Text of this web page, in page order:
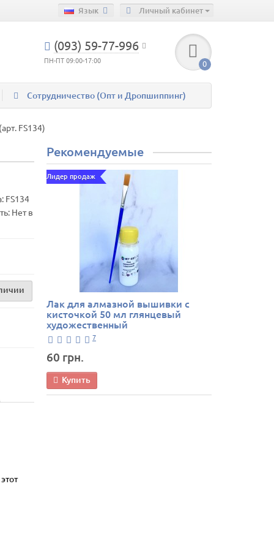
Личный кабинет
Язык
(093) 59-77-996
ПН-ПТ 09:00-17:00 0
Сотрудничество (Опт и Дропшиппинг)
FS134)
FS134
Нет в
Рекомендуемые
Лидер продаж
Лак для алмазной вышивки с
кисточкой 50 мл глянцевый
художественный
7
60 грн.
Купить